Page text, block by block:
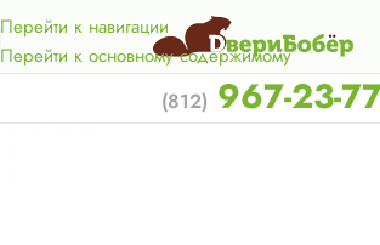
Перейти к навигации
Перейти к основному содержимому
км. от КАД.
(812) 967-23-